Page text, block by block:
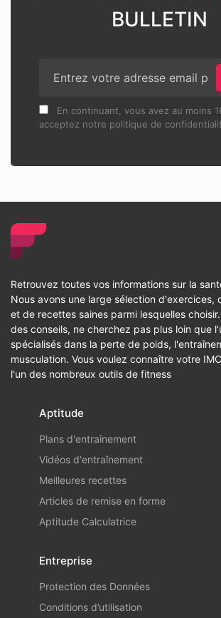
BULLETIN
En continuant, vous avez au moins
acceptez notre politique de
Retrouvez toutes vos informations sur la
Nous avons une large sélection d'exercices,
et de recettes saines parmi lesquelles
des conseils, ne cherchez pas plus loin que
spécialisés dans la perte de poids,
musculation. Vous voulez connaître votre
l'un des nombreux outils de fitness
Aptitude
Plans d'entraînement
Vidéos d'entraînement
Meilleures recettes
Articles de remise en forme
Aptitude Calculatrice
Entreprise
Protection des Données
Conditions d’utilisation